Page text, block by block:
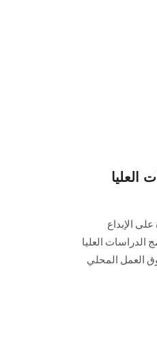
العليا
الإبداع
الدراسات العليا
العمل المحلي